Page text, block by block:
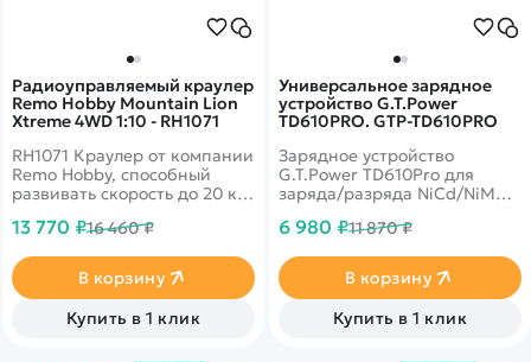
Универсальное зарядное
устройство G.T.Power
TD610PRO. GTP-TD610PRO
Зарядное устройство
G.T.Power TD610Pro для
заряда/разряда NiCd/NiMH,
аккумуляторов с
и&nbsp;&nbsp;с
максимальной мощностью
100W от сети 220В
6 980 ₽11 870 ₽
В корзину
Купить в 1 клик
Радиоуправляемый краулер
Remo Hobby Mountain Lion
Xtreme 4WD 1:10 - RH1071
RH1071 Краулер от компании
Remo Hobby, способный
развивать скорость до 20 км
практически любые
клиренса 7,2 см.&nbsp;
13 770 ₽16 460 ₽
В корзину
Купить в 1 клик